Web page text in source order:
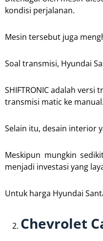
kondisi perjalanan.
Mesin tersebut juga
Soal transmisi, Hyundai
SHIFTRONIC adalah
transmisi matic ke manual.
Selain itu, desain interior
Meskipun mungkin
menjadi investasi yang
Untuk harga Hyundai
Chevrolet